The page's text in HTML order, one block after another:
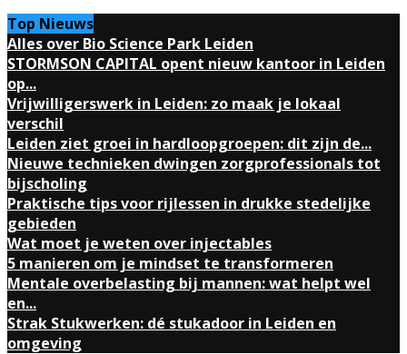
Top Nieuws
Alles over Bio Science Park Leiden
STORMSON CAPITAL opent nieuw kantoor in Leiden
op...
Vrijwilligerswerk in Leiden: zo maak je lokaal
verschil
Leiden ziet groei in hardloopgroepen: dit zijn de...
Nieuwe technieken dwingen zorgprofessionals tot
bijscholing
Praktische tips voor rijlessen in drukke stedelijke
gebieden
Wat moet je weten over injectables
5 manieren om je mindset te transformeren
Mentale overbelasting bij mannen: wat helpt wel
en...
Strak Stukwerken: dé stukadoor in Leiden en
omgeving